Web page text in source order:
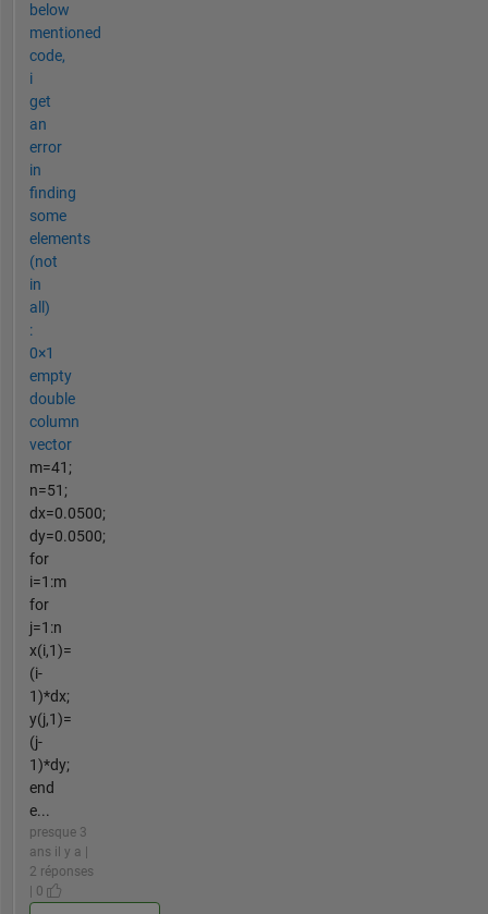
below
mentioned
code,
i
get
an
error
in
finding
some
elements
(not
in
all)
:
0×1
empty
double
column
vector
m=41;
n=51;
dx=0.0500;
dy=0.0500;
for
i=1:m
for
j=1:n
x(i,1)=
(i-
1)*dx;
y(j,1)=
(j-
1)*dy;
end
e...
presque 3
ans il y a |
2 réponses
| 0